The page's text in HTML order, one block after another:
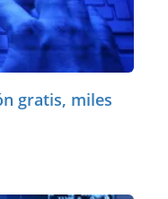
gratis, miles